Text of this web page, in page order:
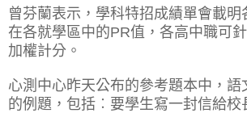
曾芬蘭表示，學科特招成績單會載明
在各就學區中的PR值，各高中職可
加權計分。
心測中心昨天公布的參考題本中，語
的例題，包括︰要學生寫一封信給校